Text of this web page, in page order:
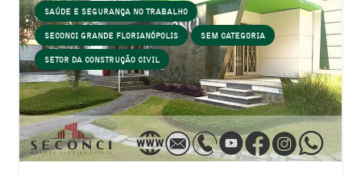
SAÚDE E SEGURANÇA NO TRABALHO
SECONCI GRANDE FLORIANÓPOLIS SEM CATEGORIA
SETOR DA CONSTRUÇÃO CIVIL